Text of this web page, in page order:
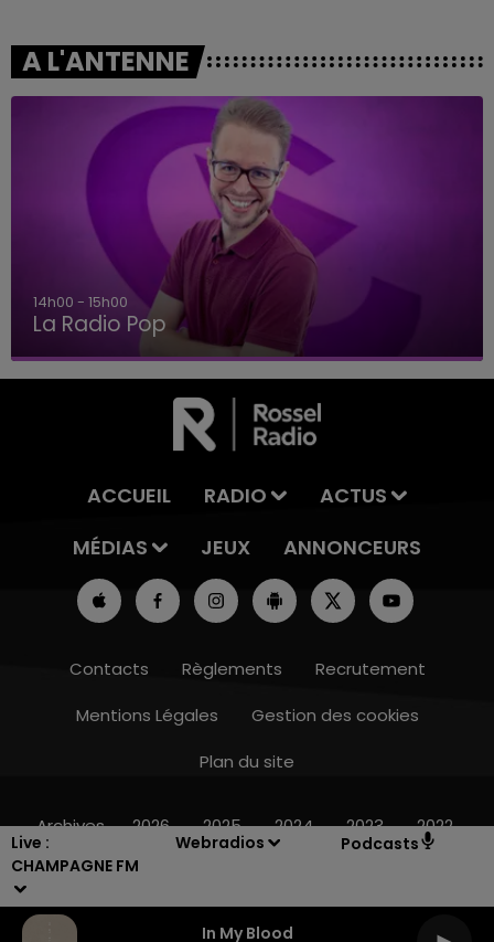
Live :
CHAMPAGNE FM
Webradios Podcasts
In My Blood
10h00 - 14h00
A L'ANTENNE
14h00 - 15h00
La Radio Pop
ACCUEIL RADIO
ACTUS
MÉDIAS
JEUX ANNONCEURS
Contacts Règlements
Recrutement
Mentions Légales
Gestion des cookies
Plan du site
Archives 2026 2025 2024 2023 2022